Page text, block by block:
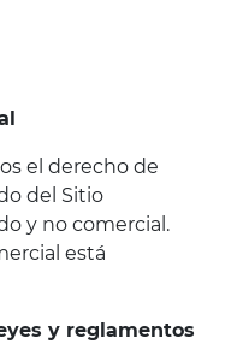
el derecho de
del Sitio
y no comercial.
está
y reglamentos